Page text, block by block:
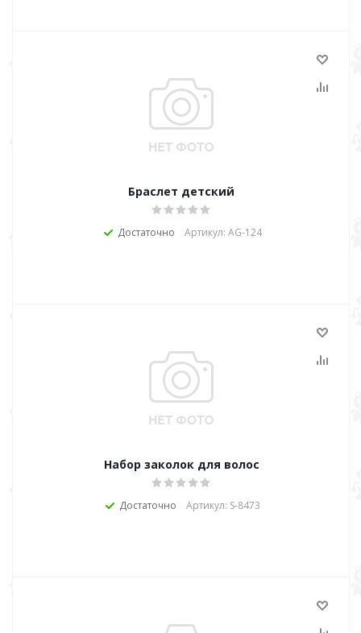
Браслет детский
Достаточно Артикул: AG-124
Набор заколок для волос
Достаточно Артикул: S-8473